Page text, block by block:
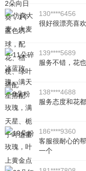
130****6456
很好很漂亮喜
139****5689
服务不错，花
138****4688
服务态度和花
186****9360
客服很耐心的
一个